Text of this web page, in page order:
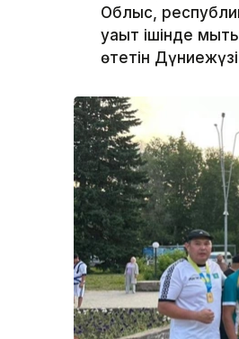
Облыс,
уақыт ішінде
өтетін